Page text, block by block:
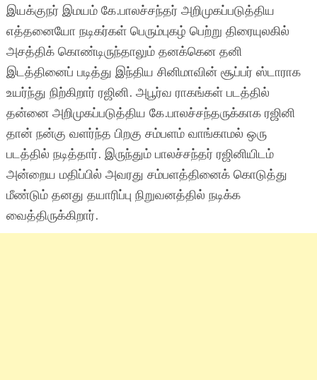
இயக்குநர் இமயம் கே.பாலச்சந்தர் அறிமுகப்படுத்திய
எத்தனையோ நடிகர்கள் பெரும்புகழ் பெற்று திரையுலகில்
அசத்திக் கொண்டிருந்தாலும் தனக்கென தனி
இடத்தினைப் படித்து இந்திய சினிமாவின் சூப்பர் ஸ்டாராக
உயர்ந்து நிற்கிறார் ரஜினி. அபூர்வ ராகங்கள் படத்தில்
தன்னை அறிமுகப்படுத்திய கே.பாலச்சந்தருக்காக ரஜினி
தான் நன்கு வளர்ந்த பிறகு சம்பளம் வாங்காமல் ஒரு
படத்தில் நடித்தார். இருந்தும் பாலச்சந்தர் ரஜினியிடம்
அன்றைய மதிப்பில் அவரது சம்பளத்தினைக் கொடுத்து
மீண்டும் தனது தயாரிப்பு நிறுவனத்தில் நடிக்க
வைத்திருக்கிறார்.